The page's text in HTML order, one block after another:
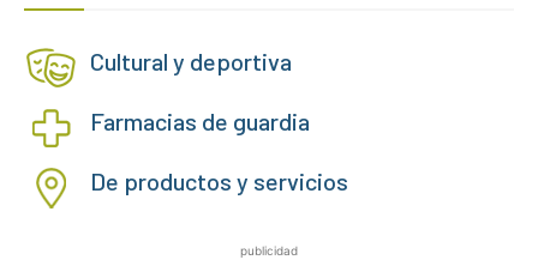
Cultural y deportiva
Farmacias de guardia
De productos y servicios
publicidad